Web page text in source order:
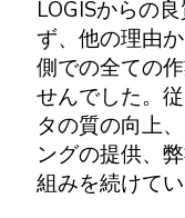
LOGISからの
ず、他の理由
側での全ての
せんでした。
タの質の向上
ングの提供、
組みを続けてい